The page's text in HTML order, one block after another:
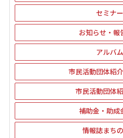
セミナー
お知らせ・報
アルバム
市民活動団体紹
市民活動団体
補助金・助成
情報誌まち